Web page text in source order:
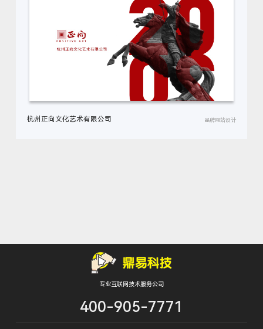
杭州正向文化艺术有限公司 品牌网站设计
专业互联网技术服务公司
400-905-7771